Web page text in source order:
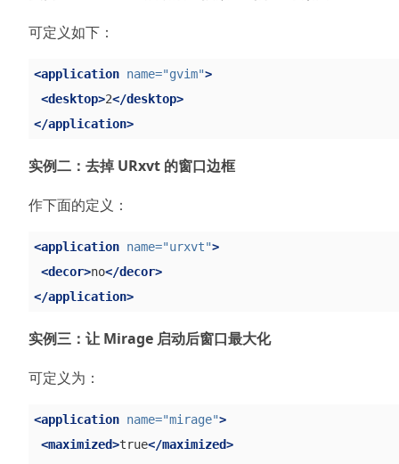
可定义如下：
<application name="gvim">
<desktop>2</desktop>
</application>
实例二：去掉 URxvt 的窗口边框
作下面的定义：
<application name="urxvt">
<decor>no</decor>
</application>
实例三：让 Mirage 启动后窗口最大化
可定义为：
<application name="mirage">
<maximized>true</maximized>